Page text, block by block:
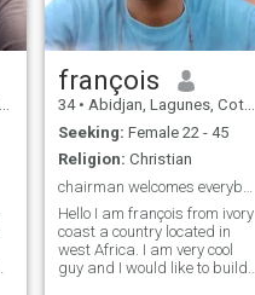
françois
34 • Abidjan, Lagunes, Cote d'Ivoire
Seeking: Female 22 - 45
Religion: Christian
Hello I am françois from ivory
coast a country located in
west Africa. I am very cool
guy and I would like to build